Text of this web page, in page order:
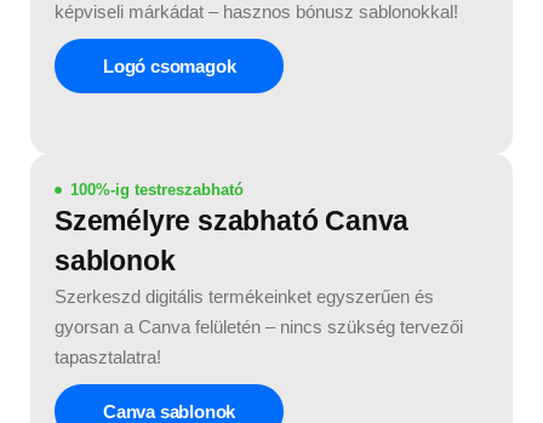
képviseli márkádat – hasznos bónusz sablonokkal!
Logó csomagok
100%-ig testreszabható
Személyre szabható Canva
sablonok
Szerkeszd digitális termékeinket egyszerűen és
gyorsan a Canva felületén – nincs szükség tervezői
tapasztalatra!
Canva sablonok